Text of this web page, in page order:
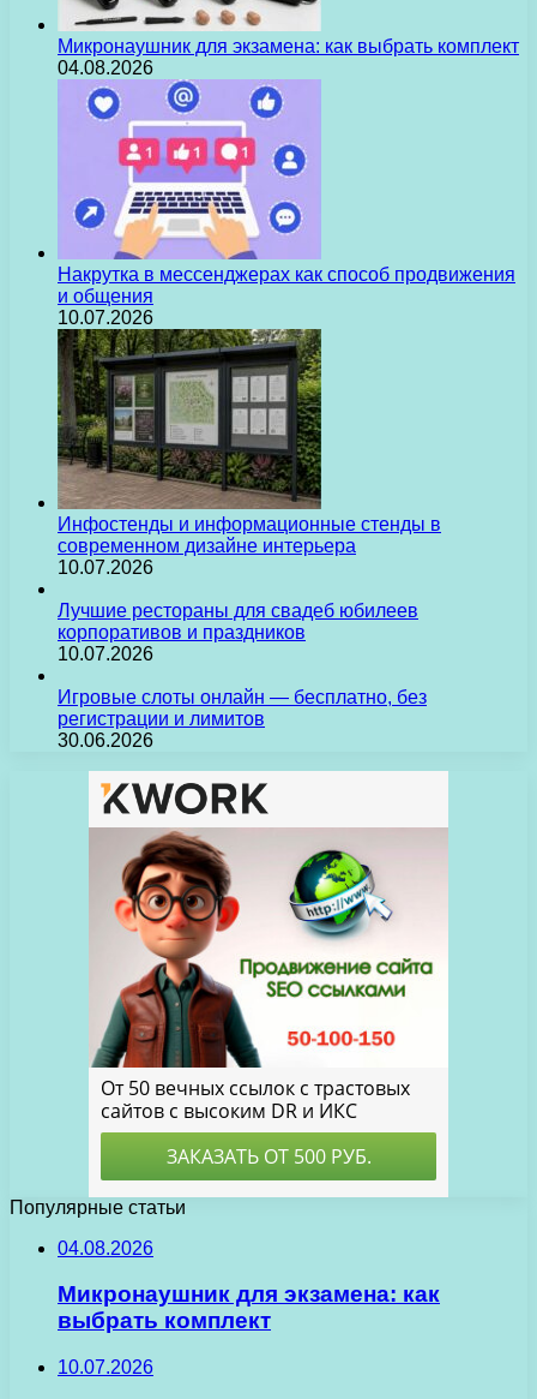
Микронаушник для экзамена: как выбрать комплект
04.08.2026
Накрутка в мессенджерах как способ продвижения
и общения
10.07.2026
Инфостенды и информационные стенды в
современном дизайне интерьера
10.07.2026
Лучшие рестораны для свадеб юбилеев
корпоративов и праздников
10.07.2026
Игровые слоты онлайн — бесплатно, без
регистрации и лимитов
30.06.2026
Популярные статьи
04.08.2026
Микронаушник для экзамена: как
выбрать комплект
10.07.2026